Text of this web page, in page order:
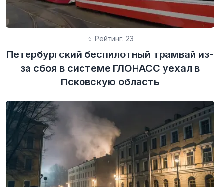
Рейтинг: 23
Петербургский беспилотный трамвай из-
за сбоя в системе ГЛОНАСС уехал в
Псковскую область